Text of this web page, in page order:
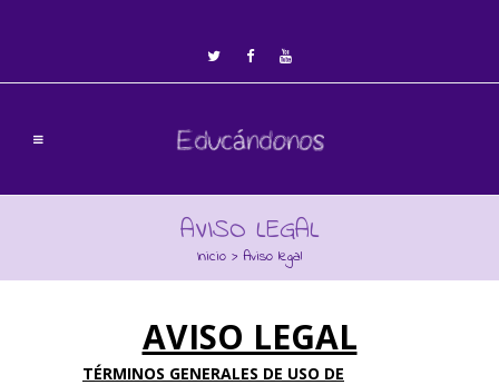
AVISO LEGAL
Inicio > Aviso legal
AVISO LEGAL
TÉRMINOS GENERALES DE USO DE